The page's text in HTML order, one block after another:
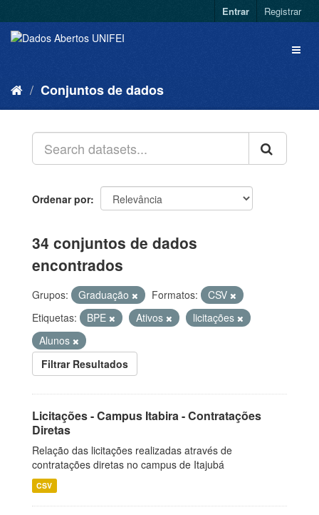
Entrar Registrar
Conjuntos de dados
Ordenar por
34 conjuntos de dados
encontrados
Grupos: Graduação Formatos:
CSV
Etiquetas:
BPE Ativos
licitações
Alunos
Filtrar Resultados
Licitações - Campus Itabira - Contratações
Diretas
Relação das licitações realizadas através de
contratações diretas no campus de Itajubá
CSV